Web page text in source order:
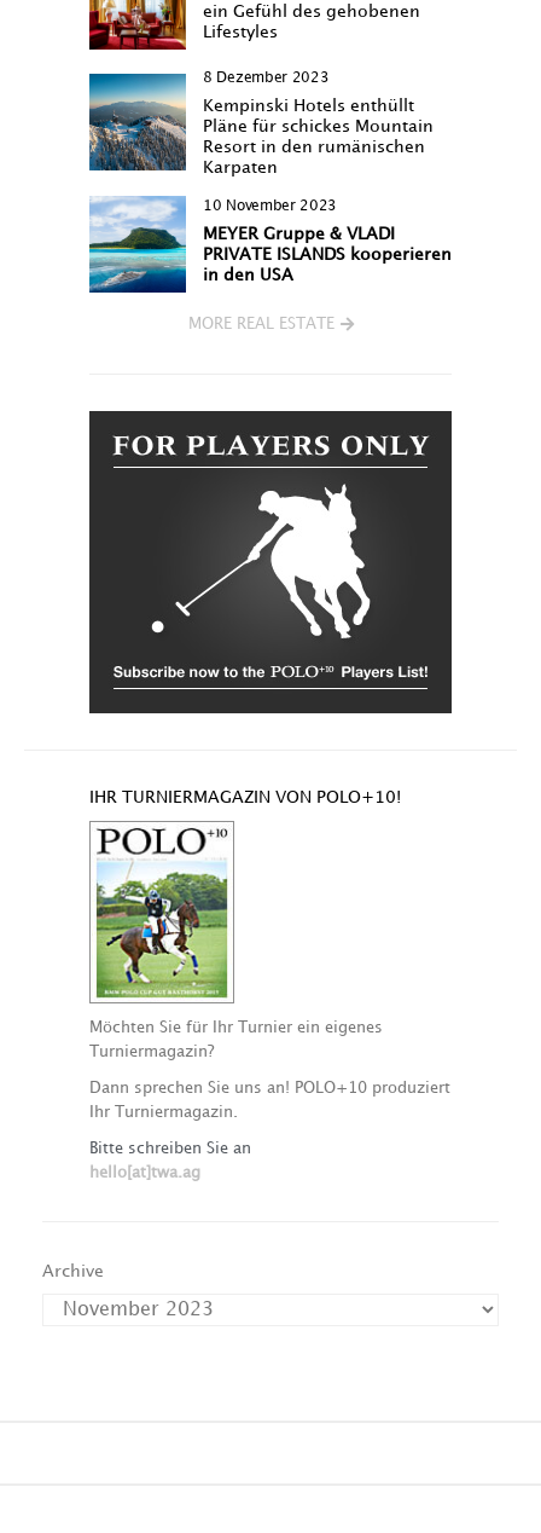
ein Gefühl des gehobenen
Lifestyles
8 Dezember 2023
Kempinski Hotels enthüllt
Pläne für schickes Mountain
Resort in den rumänischen
Karpaten
10 November 2023
MEYER Gruppe & VLADI
PRIVATE ISLANDS kooperieren
in den USA
MORE REAL ESTATE
IHR TURNIERMAGAZIN VON POLO+10!
Möchten Sie für Ihr Turnier ein eigenes
Turniermagazin?
Dann sprechen Sie uns an! POLO+10 produziert
Ihr Turniermagazin.
Bitte schreiben Sie an
hello[at]twa.ag
Archive